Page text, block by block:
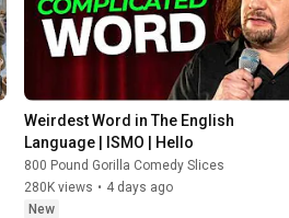
Weirdest Word in The English
Language | ISMO | Hello
800 Pound Gorilla Comedy Slices
280K views • 4 days ago
New